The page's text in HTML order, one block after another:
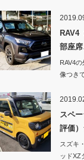
RAV4
部座
RAV4
像つき
スペ
評価
スズキ
ッドXZ